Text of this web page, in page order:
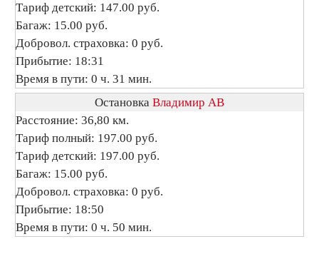
Тариф детский: 147.00 руб.
Багаж: 15.00 руб.
Добровол. страховка: 0 руб.
Прибытие: 18:31
Время в пути: 0 ч. 31 мин.
Остановка Владимир АВ
Расстояние: 36,80 км.
Тариф полный: 197.00 руб.
Тариф детский: 197.00 руб.
Багаж: 15.00 руб.
Добровол. страховка: 0 руб.
Прибытие: 18:50
Время в пути: 0 ч. 50 мин.